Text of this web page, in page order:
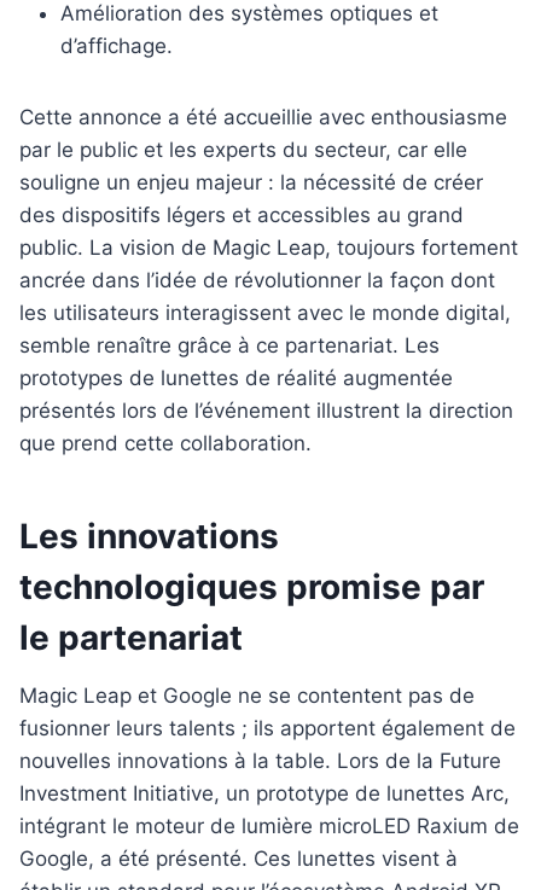
Amélioration des systèmes optiques et
d’affichage.
Cette annonce a été accueillie avec enthousiasme
par le public et les experts du secteur, car elle
souligne un enjeu majeur : la nécessité de créer
des dispositifs légers et accessibles au grand
public. La vision de Magic Leap, toujours fortement
ancrée dans l’idée de révolutionner la façon dont
les utilisateurs interagissent avec le monde digital,
semble renaître grâce à ce partenariat. Les
prototypes de lunettes de réalité augmentée
présentés lors de l’événement illustrent la direction
que prend cette collaboration.
Les innovations
technologiques promise par
le partenariat
Magic Leap et Google ne se contentent pas de
fusionner leurs talents ; ils apportent également de
nouvelles innovations à la table. Lors de la Future
Investment Initiative, un prototype de lunettes Arc,
intégrant le moteur de lumière microLED Raxium de
Google, a été présenté. Ces lunettes visent à